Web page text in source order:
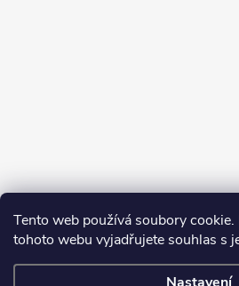
Tento web používá soubory
tohoto webu vyjadřujete souhlas s
Sledovat na Instagramu